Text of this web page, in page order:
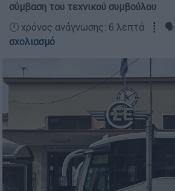
σύμβαση του τεχνικού συμβούλου
🕛 χρόνος ανάγνωσης: 6 λεπτά ┋ 🗣️
σχολιασμό